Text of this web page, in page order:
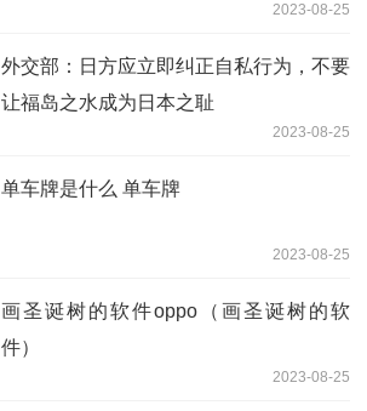
2023-08-25
外交部：日方应立即纠正自私行为，不要
让福岛之水成为日本之耻
2023-08-25
单车牌是什么 单车牌
2023-08-25
画圣诞树的软件oppo（画圣诞树的软
件）
2023-08-25